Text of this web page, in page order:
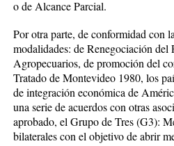
o de Alcance Parcial.
Por otra parte, de conformidad con
modalidades: de Renegociación
Agropecuarios, de promoción del
Tratado de Montevideo 1980, los
de integración económica de
una serie de acuerdos con otras
aprobado, el Grupo de Tres (G3):
bilaterales con el objetivo de abrir